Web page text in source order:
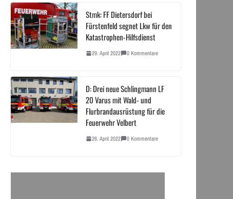
Stmk: FF Dietersdorf bei
Fürstenfeld segnet Lkw für den
Katastrophen-Hilfsdienst
29. April 2022 0 Kommentare
D: Drei neue Schlingmann LF
20 Varus mit Wald- und
Flurbrandausrüstung für die
Feuerwehr Velbert
26. April 2022 0 Kommentare